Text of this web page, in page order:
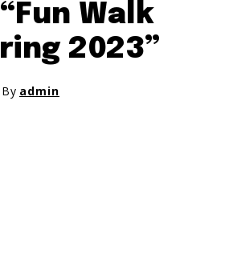
Walk
2023”
By admin